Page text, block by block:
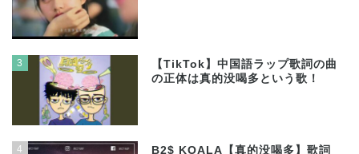
3
【TikTok】中国語ラップ歌詞の曲
の正体は真的没喝多という歌！
4
B2$ KOALA【真的没喝多】歌詞